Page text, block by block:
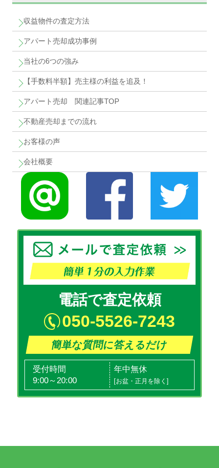
収益物件の査定方法
アパート売却成功事例
当社の6つの強み
【手数料半額】売主様の利益を追及！
アパート売却 関連記事TOP
不動産売却までの流れ
お客様の声
会社概要
電話で査定依頼
050-5526-7243
簡単な質問に答えるだけ
受付時間
9:00～20:00
年中無休
[お盆・正月を除く]